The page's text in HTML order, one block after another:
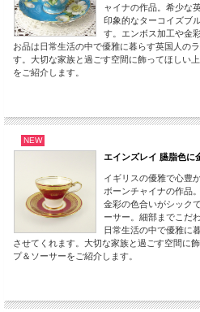
ャイナの作品。希少な
印象的なターコイズブ
す。エンボス加工や金
お品は日常生活の中で優雅に暮らす英国人の
す。大切な家族と過ごす空間に飾ってほしい
をご紹介します。
NEW
エインズレイ 臙脂色に
イギリスの優雅で心豊
ボーンチャイナの作品
金彩の色合いがシック
ーサー。細部までこだ
日常生活の中で優雅に
させてくれます。大切な家族と過ごす空間に
プ＆ソーサーをご紹介します。